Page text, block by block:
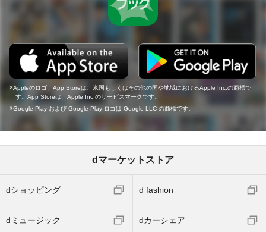
Appleのロゴ、App Storeは、米国もしくはその他の国や地域におけるApple Inc.の商標で
す。App Storeは、Apple Inc.のサービスマークです。
Google Play および Google Play ロゴは Google LLC の商標です。
dマーケットストア
dショッピング d fashion
dミュージック dカーシェア